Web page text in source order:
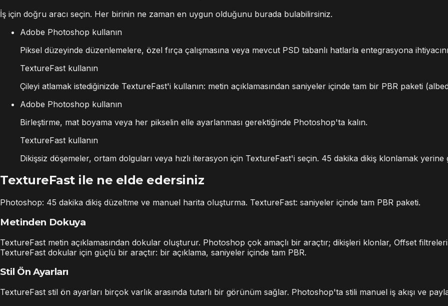
İş için doğru aracı seçin. Her birinin ne zaman en uygun olduğunu burada bulabilirsiniz.
Adobe Photoshop kullanın
Piksel düzeyinde düzenlemelere, özel fırça çalışmasına veya mevcut PSD tabanlı hatlarla entegrasyona
TextureFast kullanın
Çileyi atlamak istediğinizde TextureFast'i kullanın: metin açıklamasından saniyeler içinde tam bir PBR paketi
Adobe Photoshop kullanın
Birleştirme, mat boyama veya her pikselin elle ayarlanması gerektiğinde Photoshop'ta kalın.
TextureFast kullanın
Dikişsiz döşemeler, ortam dolguları veya hızlı iterasyon için TextureFast'i seçin. 45 dakika dikiş klonlamak yerine
TextureFast ile ne elde edersiniz
Photoshop: 45 dakika dikiş düzeltme ve manuel harita oluşturma. TextureFast: saniyeler içinde tam PBR paketi.
Metinden Dokuya
TextureFast metin açıklamasından dokular oluşturur. Photoshop çok amaçlı bir araçtır; dikişleri klonlar, Offset
TextureFast dokular için güçlü bir araçtır: bir açıklama, saniyeler içinde tam PBR.
Stil Ön Ayarları
TextureFast stil ön ayarları birçok varlık arasında tutarlı bir görünüm sağlar. Photoshop'ta stili manuel iş akışı ve